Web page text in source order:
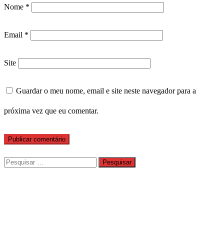
Nome *
Email *
Site
Guardar o meu nome, email e site neste navegador para a
próxima vez que eu comentar.
Pesquisar
por: